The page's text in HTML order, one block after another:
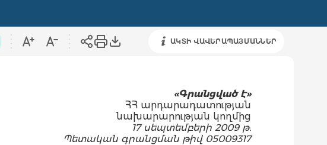
ԱԿՏԻ ՎԱՎԵՐԱՊԱՅՄԱՆՆԵՐ
«Գրանցված է»
ՀՀ արդարադատության
նախարարության կողմից
17 սեպտեմբերի 2009 թ.
Պետական գրանցման թիվ 05009317